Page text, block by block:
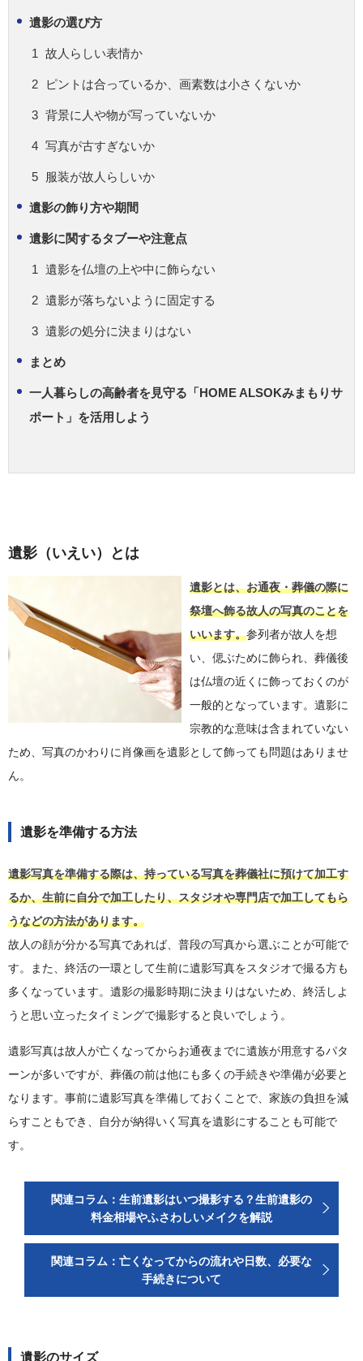
遺影の選び方
故人らしい表情か
ピントは合っているか、画素数は小さくないか
背景に人や物が写っていないか
写真が古すぎないか
服装が故人らしいか
遺影の飾り方や期間
遺影に関するタブーや注意点
遺影を仏壇の上や中に飾らない
遺影が落ちないように固定する
遺影の処分に決まりはない
まとめ
一人暮らしの高齢者を見守る「HOME ALSOKみまもりサ
ポート」を活用しよう
遺影（いえい）とは
遺影とは、お通夜・葬儀の際に
祭壇へ飾る故人の写真のことを
いいます。参列者が故人を想
い、偲ぶために飾られ、葬儀後
は仏壇の近くに飾っておくのが
一般的となっています。遺影に
宗教的な意味は含まれていない
ため、写真のかわりに肖像画を遺影として飾っても問題はありませ
ん。
遺影を準備する方法
遺影写真を準備する際は、持っている写真を葬儀社に預けて加工す
るか、生前に自分で加工したり、スタジオや専門店で加工してもら
うなどの方法があります。
故人の顔が分かる写真であれば、普段の写真から選ぶことが可能で
す。また、終活の一環として生前に遺影写真をスタジオで撮る方も
多くなっています。遺影の撮影時期に決まりはないため、終活しよ
うと思い立ったタイミングで撮影すると良いでしょう。
遺影写真は故人が亡くなってからお通夜までに遺族が用意するパタ
ーンが多いですが、葬儀の前は他にも多くの手続きや準備が必要と
なります。事前に遺影写真を準備しておくことで、家族の負担を減
らすこともでき、自分が納得いく写真を遺影にすることも可能で
す。
関連コラム：生前遺影はいつ撮影する？生前遺影の
料金相場やふさわしいメイクを解説
関連コラム：亡くなってからの流れや日数、必要な
手続きについて
遺影のサイズ